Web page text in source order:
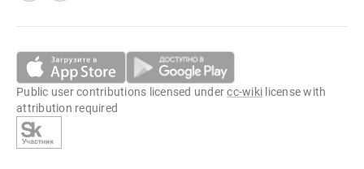
Public user contributions licensed undercc-wiki license with
attribution required